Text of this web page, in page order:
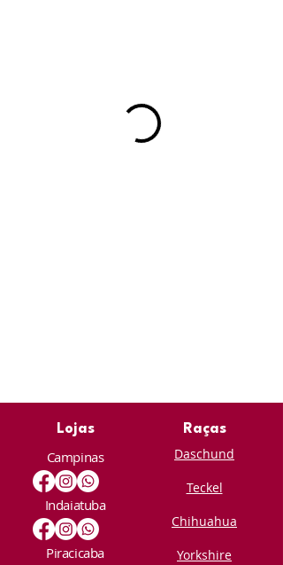
Lojas
Campinas
Indaiatuba
Piracicaba
Raças
Daschund
Teckel
Chihuahua
Yorkshire